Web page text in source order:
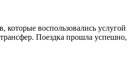
воспользовались услугой
Поездка прошла успешно,